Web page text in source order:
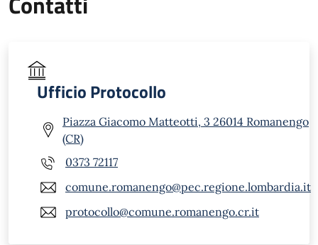
Ufficio Protocollo
Piazza Giacomo Matteotti, 3 26014 Romanengo
(CR)
0373 72117
comune.romanengo@pec.regione.lombardia.it
protocollo@comune.romanengo.cr.it